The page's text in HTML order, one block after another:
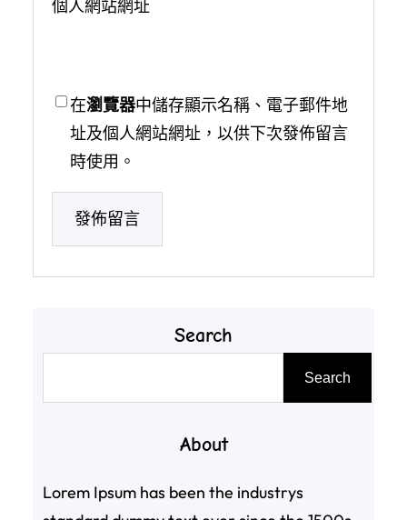
個人網站網址
在瀏覽器中儲存顯示名稱、電子郵件地
址及個人網站網址，以供下次發佈留言
時使用。
Search
Search
About
Lorem Ipsum has been the industrys